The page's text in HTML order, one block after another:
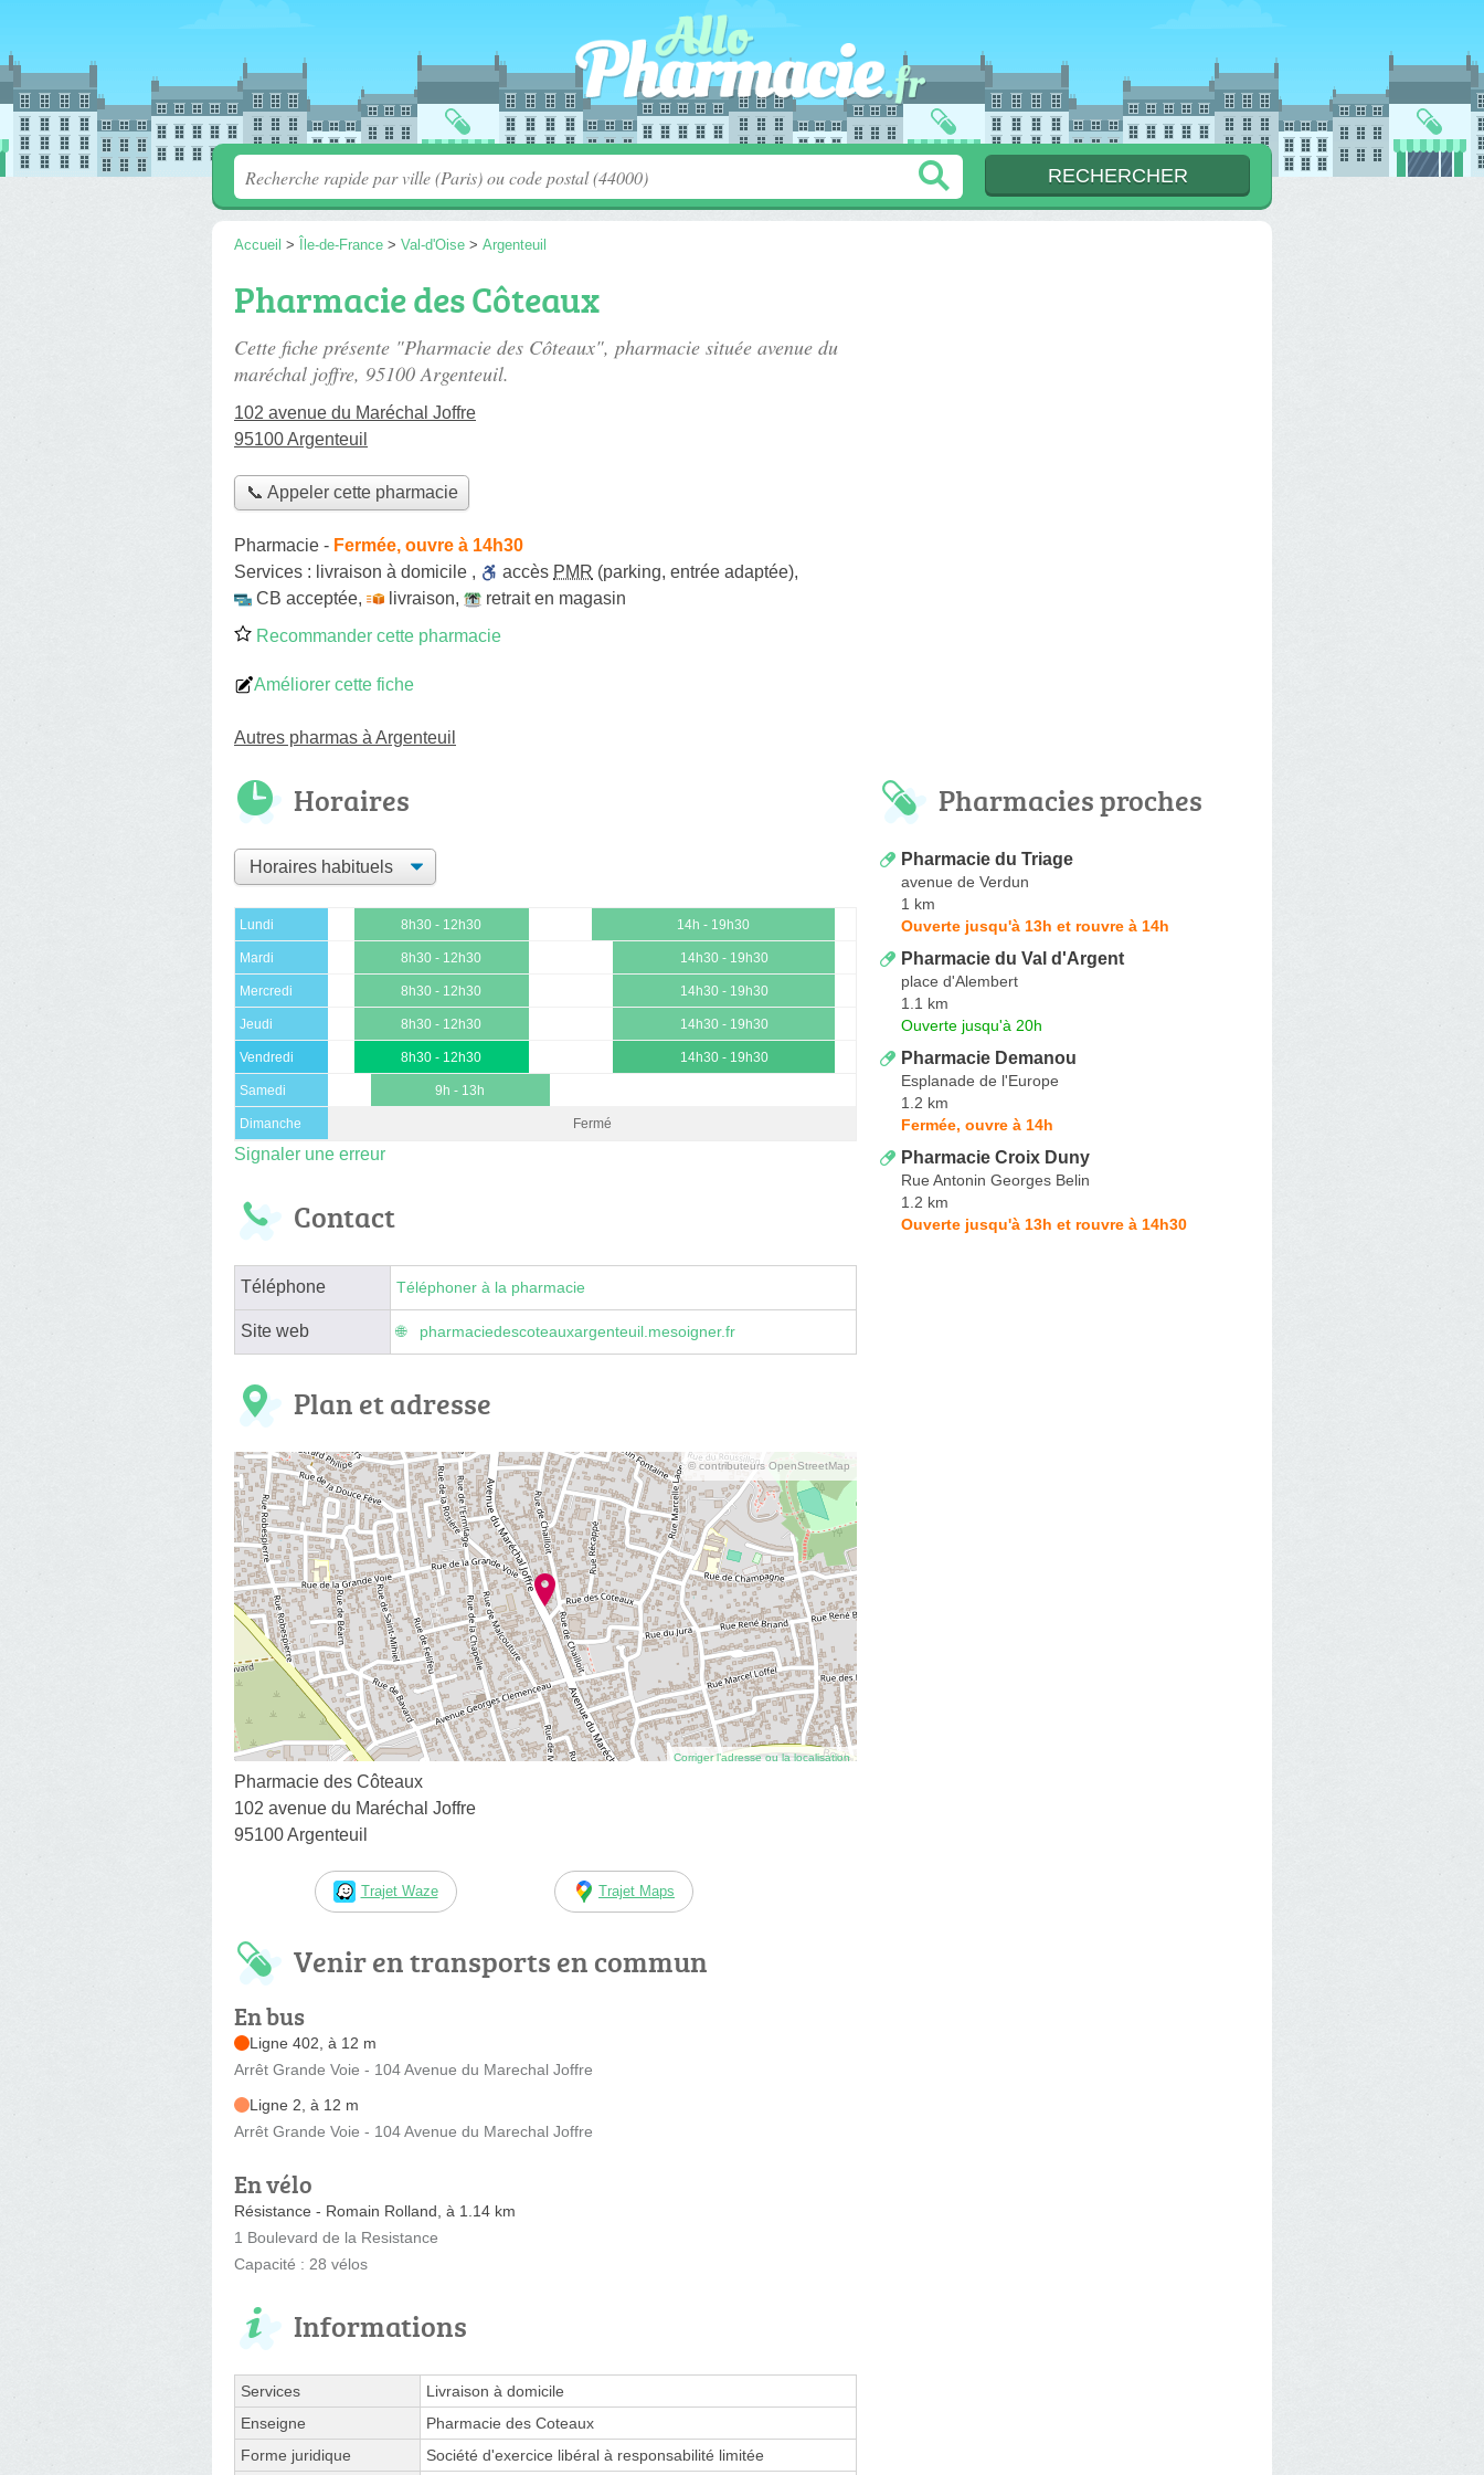
Accueil > Île-de-France > Val-d'Oise > Argenteuil
Pharmacie des Côteaux
Cette fiche présente "Pharmacie des Côteaux", pharmacie située avenue du
maréchal joffre, 95100 Argenteuil.
102 avenue du Maréchal Joffre
95100 Argenteuil
📞 Appeler cette pharmacie
Pharmacie - Fermée, ouvre à 14h30
Services : livraison à domicile , accès PMR (parking, entrée adaptée),
CB acceptée, livraison,
retrait en magasin
Recommander cette pharmacie
Améliorer cette fiche
Autres pharmas à Argenteuil
Horaires
Lundi 8h30 - 12h30 14h - 19h30
Mardi 8h30 - 12h30 14h30 - 19h30
Mercredi 8h30 - 12h30 14h30 - 19h30
Jeudi 8h30 - 12h30 14h30 - 19h30
Vendredi 8h30 - 12h30 14h30 - 19h30
Samedi 9h - 13h
Dimanche Fermé
Signaler une erreur
Contact
Téléphone Téléphoner à la pharmacie
Site web pharmaciedescoteauxargenteuil.mesoigner.fr
Plan et adresse
© contributeurs OpenStreetMap
Corriger l’adresse ou la localisation
Pharmacie des Côteaux
102 avenue du Maréchal Joffre
95100 Argenteuil
Trajet Waze Trajet Maps
Venir en transports en commun
En bus
Ligne 402, à 12 m
Arrêt Grande Voie - 104 Avenue du Marechal Joffre
Ligne 2, à 12 m
Arrêt Grande Voie - 104 Avenue du Marechal Joffre
En vélo
Résistance - Romain Rolland, à 1.14 km
1 Boulevard de la Resistance
Capacité : 28 vélos
Informations
Services
Livraison à domicile
Enseigne
Pharmacie des Coteaux
Forme juridique
Société d'exercice libéral à responsabilité limitée
Pharmacies proches
Pharmacie du Triage
avenue de Verdun
1 km
Ouverte jusqu'à 13h et rouvre à 14h
Pharmacie du Val d'Argent
place d'Alembert
1.1 km
Ouverte jusqu'à 20h
Pharmacie Demanou
Esplanade de l'Europe
1.2 km
Fermée, ouvre à 14h
Pharmacie Croix Duny
Rue Antonin Georges Belin
1.2 km
Ouverte jusqu'à 13h et rouvre à 14h30